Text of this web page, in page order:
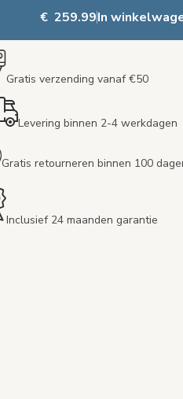
€ 259.99In
Gratis verzending vanaf €50
Levering binnen 2-4 werkdagen
Gratis retourneren binnen 100
Inclusief 24 maanden garantie